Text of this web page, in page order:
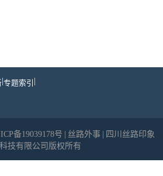
专题索引
备19039178号 丝路外事
四川丝路印象
技有限公司版权所有